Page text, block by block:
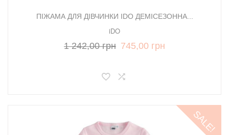
ПІЖАМА ДЛЯ ДІВЧИНКИ IDO ДЕМІСЕЗОННА...
iDO
1 242,00 грн 745,00 грн
SALE!